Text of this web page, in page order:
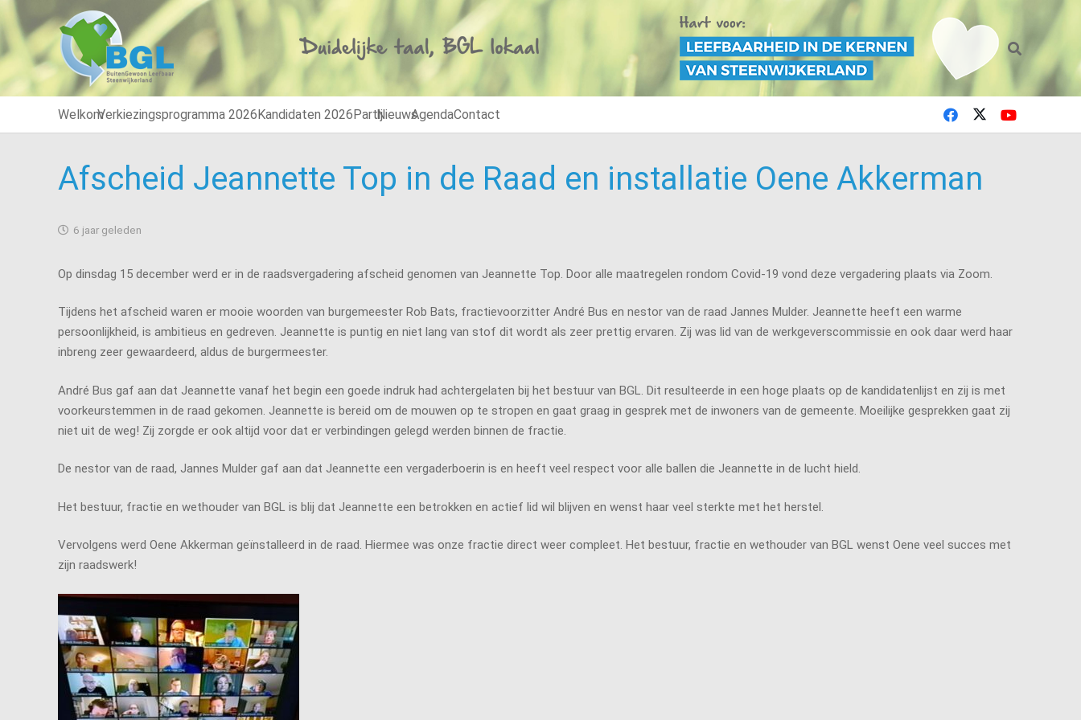
WelkomVerkiezingsprogramma 2026Kandidaten 2026PartijNieuwsAgendaContact
Afscheid Jeannette Top in de Raad en installatie Oene Akkerman
6 jaar geleden
Op dinsdag 15 december werd er in de raadsvergadering afscheid genomen van Jeannette Top. Door alle maatregelen rondom Covid-19 vond deze vergadering plaats via Zoom.
Tijdens het afscheid waren er mooie woorden van burgemeester Rob Bats, fractievoorzitter André Bus en nestor van de raad Jannes Mulder. Jeannette heeft een warme
persoonlijkheid, is ambitieus en gedreven. Jeannette is puntig en niet lang van stof dit wordt als zeer prettig ervaren. Zij was lid van de werkgeverscommissie en ook daar werd haar
inbreng zeer gewaardeerd, aldus de burgermeester.
André Bus gaf aan dat Jeannette vanaf het begin een goede indruk had achtergelaten bij het bestuur van BGL. Dit resulteerde in een hoge plaats op de kandidatenlijst en zij is met
voorkeurstemmen in de raad gekomen. Jeannette is bereid om de mouwen op te stropen en gaat graag in gesprek met de inwoners van de gemeente. Moeilijke gesprekken gaat zij
niet uit de weg! Zij zorgde er ook altijd voor dat er verbindingen gelegd werden binnen de fractie.
De nestor van de raad, Jannes Mulder gaf aan dat Jeannette een vergaderboerin is en heeft veel respect voor alle ballen die Jeannette in de lucht hield.
Het bestuur, fractie en wethouder van BGL is blij dat Jeannette een betrokken en actief lid wil blijven en wenst haar veel sterkte met het herstel.
Vervolgens werd Oene Akkerman geïnstalleerd in de raad. Hiermee was onze fractie direct weer compleet. Het bestuur, fractie en wethouder van BGL wenst Oene veel succes met
zijn raadswerk!